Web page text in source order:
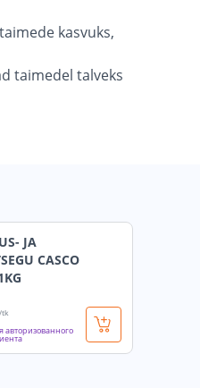
kasvuks,
taimedel talveks
JA
CASCO
/tk
авторизованного